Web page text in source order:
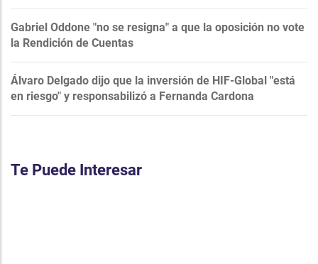
Gabriel Oddone "no se resigna" a que la oposición no vote
la Rendición de Cuentas
Álvaro Delgado dijo que la inversión de HIF-Global "está
en riesgo" y responsabilizó a Fernanda Cardona
Te Puede Interesar